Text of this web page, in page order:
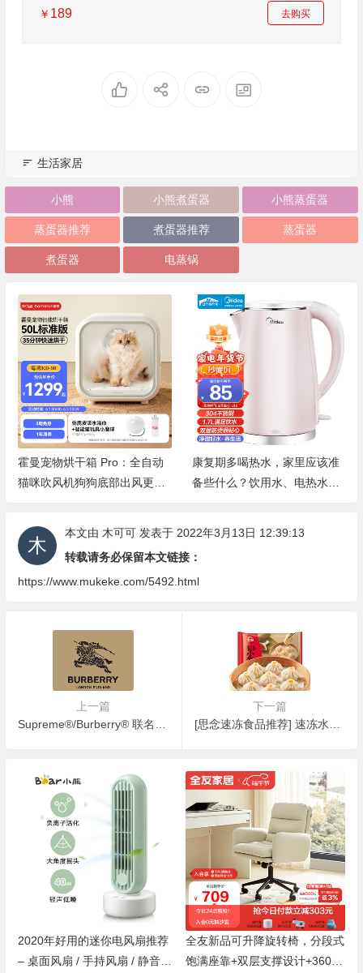
￥ 189 去购买
生活家居
小熊 小熊煮蛋器 小熊蒸蛋器
蒸蛋器推荐 煮蛋器推荐 蒸蛋器
煮蛋器 电蒸锅
霍曼宠物烘干箱 Pro：全自动
猫咪吹风机狗狗底部出风更安
康复期多喝热水，家里应该准
备些什么？饮用水、电热水
本文由 木可可发表于 2022年3月13日 12:39:13
转载请务必保留本文链接：
https://www.mukeke.com/5492.html
上一篇
下一篇
2020年好用的迷你电风扇推荐
– 桌面风扇 / 手持风扇 / 静音风
全友新品可升降旋转椅，分段式
饱满座靠+双层支撑设计+360°